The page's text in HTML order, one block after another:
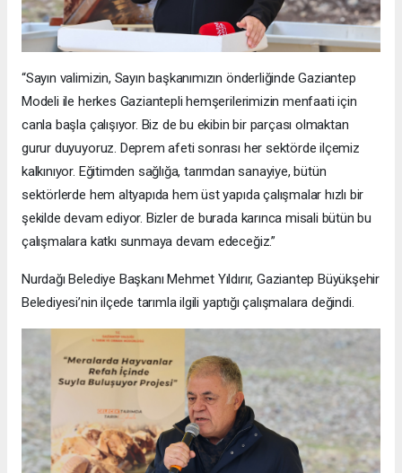
“Sayın valimizin, Sayın başkanımızın önderliğinde Gaziantep
Modeli ile herkes Gaziantepli hemşerilerimizin menfaati için
canla başla çalışıyor. Biz de bu ekibin bir parçası olmaktan
gurur duyuyoruz. Deprem afeti sonrası her sektörde ilçemiz
kalkınıyor. Eğitimden sağlığa, tarımdan sanayiye, bütün
sektörlerde hem altyapıda hem üst yapıda çalışmalar hızlı bir
şekilde devam ediyor. Bizler de burada karınca misali bütün bu
çalışmalara katkı sunmaya devam edeceğiz.”
Nurdağı Belediye Başkanı Mehmet Yıldırır, Gaziantep Büyükşehir
Belediyesi’nin ilçede tarımla ilgili yaptığı çalışmalara değindi.